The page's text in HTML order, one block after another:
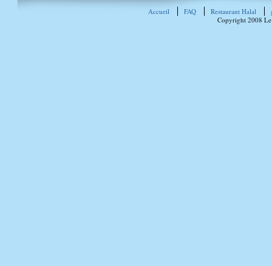
Accueil FAQ Restaurant Halal
Copyright 2008